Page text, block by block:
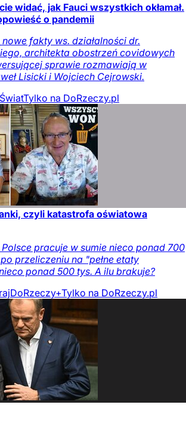
widać, jak Fauci wszystkich okłamał.
o pandemii
fakty ws. działalności dr.
architekta obostrzeń covidowych
sprawie rozmawiają w
Lisicki i Wojciech Cejrowski.
ŚwiatTylko na DoRzeczy.pl
czyli katastrofa oświatowa
Polsce pracuje w sumie nieco ponad 700
przeliczeniu na "pełne etaty
ponad 500 tys. A ilu brakuje?
DoRzeczy+Tylko na DoRzeczy.pl